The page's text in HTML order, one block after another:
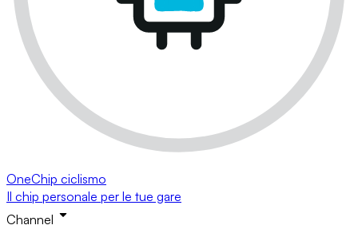
OneChip ciclismo
Il chip personale per le tue gare
Channel